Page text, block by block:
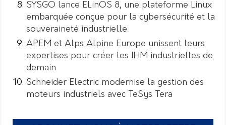
SYSGO lance ELinOS 8, une plateforme Linux
embarquée conçue pour la cybersécurité et la
souveraineté industrielle
APEM et Alps Alpine Europe unissent leurs
expertises pour créer les IHM industrielles de
demain
Schneider Electric modernise la gestion des
moteurs industriels avec TeSys Tera